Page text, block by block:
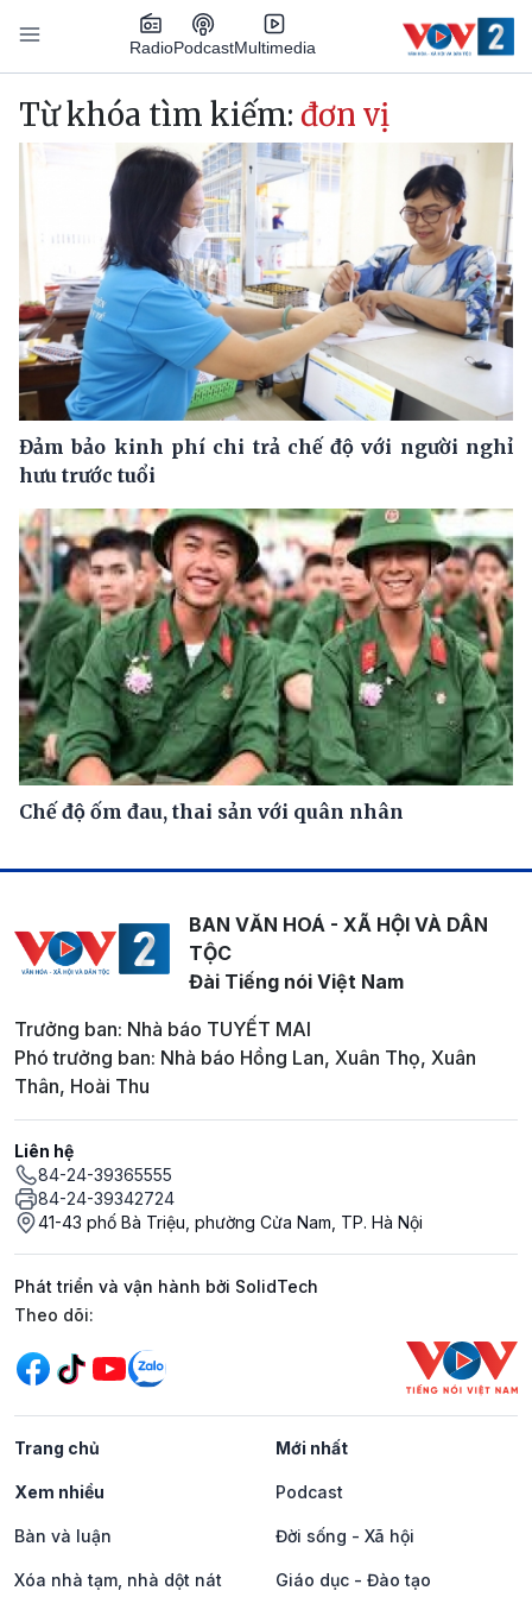
Nhảy đến nội dung
RadioPodcastMultimedia
Main navigation
Từ khóa tìm kiếm: đơn vị
Đảm bảo kinh phí chi trả chế độ với người nghỉ
hưu trước tuổi
Chế độ ốm đau, thai sản với quân nhân
BAN VĂN HOÁ - XÃ HỘI VÀ DÂN
TỘC
Đài Tiếng nói Việt Nam
Trưởng ban: Nhà báo TUYẾT MAI
Phó trưởng ban: Nhà báo Hồng Lan, Xuân Thọ, Xuân
Thân, Hoài Thu
Liên hệ
84-24-39365555
84-24-39342724
41-43 phố Bà Triệu, phường Cửa Nam, TP. Hà Nội
Phát triển và vận hành bởi SolidTech
Mạng xã hội
Theo dõi:
Trang chủ Mới nhất
Xem nhiều Podcast
Bàn và luận Đời sống - Xã hội
Xóa nhà tạm, nhà dột nát Giáo dục - Đào tạo